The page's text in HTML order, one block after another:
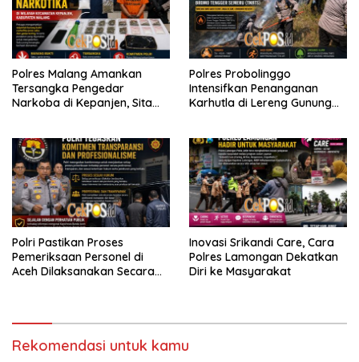
Polres Malang Amankan
Tersangka Pengedar
Narkoba di Kepanjen, Sita
Polres Probolinggo
Intensifkan Penanganan
Karhutla di Lereng Gunung
Polri Pastikan Proses
Pemeriksaan Personel di
Aceh Dilaksanakan Secara
Inovasi Srikandi Care, Cara
Polres Lamongan Dekatkan
Diri ke Masyarakat
Rekomendasi untuk kamu